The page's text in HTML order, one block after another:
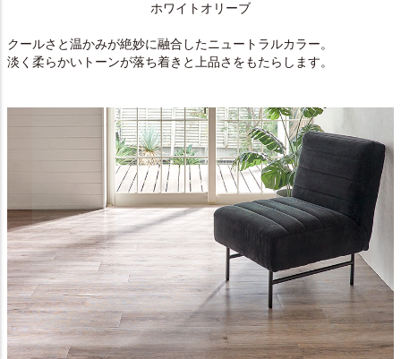
ホワイトオリーブ
クールさと温かみが絶妙に融合したニュートラルカラー。
淡く柔らかいトーンが落ち着きと上品さをもたらします。